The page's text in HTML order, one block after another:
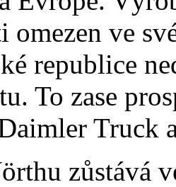
omezen ve
republice
To zase
Truck
zůstává